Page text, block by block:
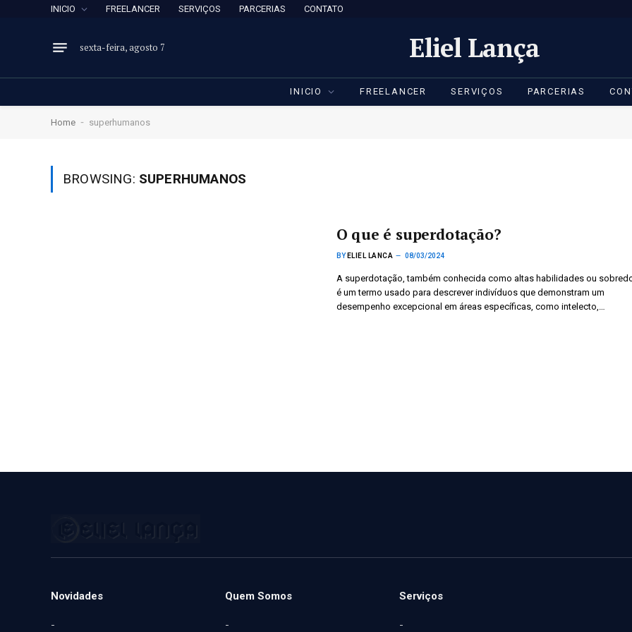
INICIO FREELANCER SERVIÇOS PARCERIAS CONTATO
sexta-feira, agosto 7 Eliel Lança
INICIO FREELANCER SERVIÇOS PARCERIAS
Home - superhumanos
BROWSING: SUPERHUMANOS
O que é superdotação?
BY ELIEL LANCA 08/03/2024
A superdotação, também conhecida como altas habilidades ou
é um termo usado para descrever indivíduos que demonstram um
desempenho excepcional em áreas específicas, como intelecto,…
Novidades
-
Quem Somos
-
Serviços
-